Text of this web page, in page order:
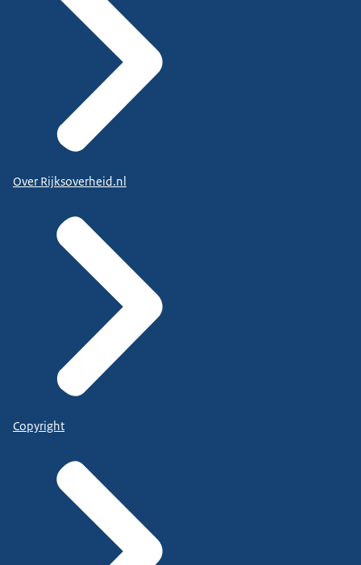
Over Rijksoverheid.nl
Copyright